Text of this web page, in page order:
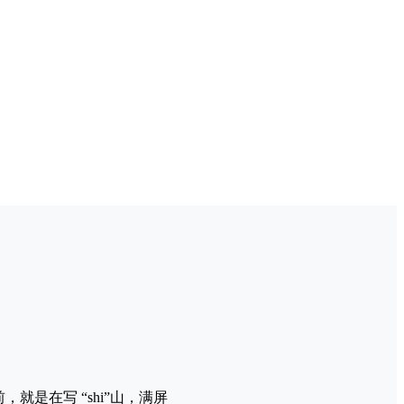
就是在写 “shi”山，满屏